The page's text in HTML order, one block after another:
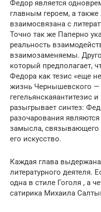
Федор является
главным героем, а
взаимосвязана с
Точно так же Паперно
реальность
взаимозаменяемы.
который предполагает,
Федора как тезис «еще
жизнь Чернышевского —
гегельянскаяантитезис
разыгрывает синтез:
разочарования
замысла, связывающего
его искусство.
Каждая глава выдержана
литературного деятеля.
одна в стиле Гоголя , а
сатирика Михаила